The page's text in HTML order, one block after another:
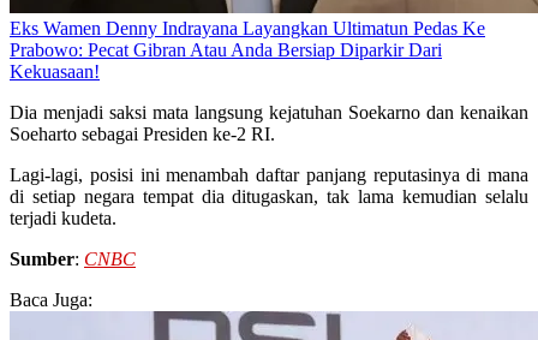
Eks Wamen Denny Indrayana Layangkan Ultimatun Pedas Ke
Prabowo: Pecat Gibran Atau Anda Bersiap Diparkir Dari
Kekuasaan!
Dia menjadi saksi mata langsung kejatuhan Soekarno dan kenaikan
Soeharto sebagai Presiden ke-2 RI.
Lagi-lagi, posisi ini menambah daftar panjang reputasinya di mana
di setiap negara tempat dia ditugaskan, tak lama kemudian selalu
terjadi kudeta.
Sumber: CNBC
Baca Juga: